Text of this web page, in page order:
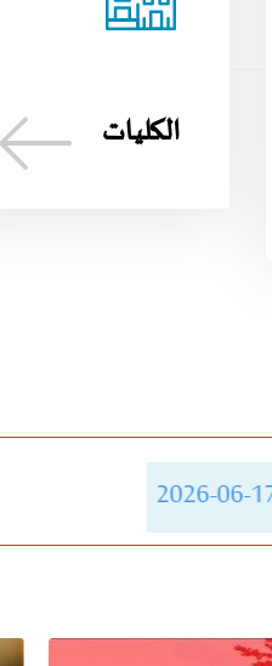
الكليات